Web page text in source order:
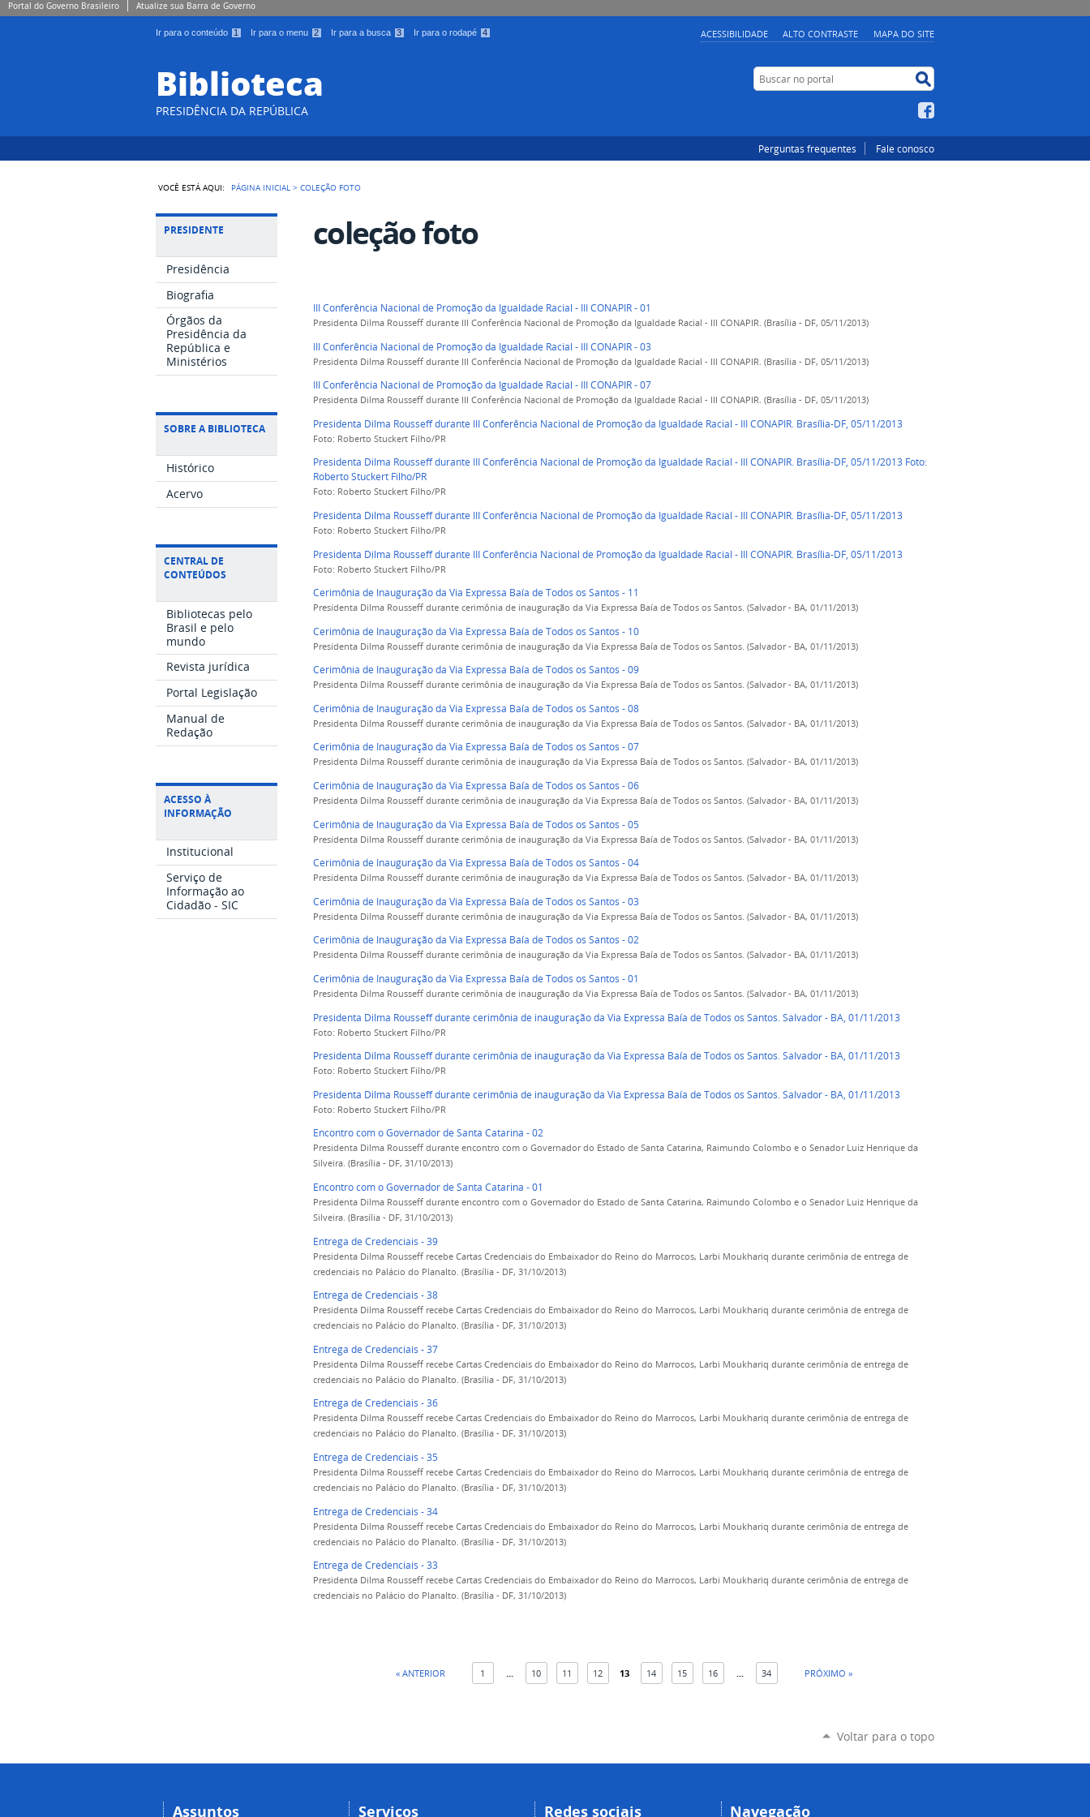
Portal do Governo Brasileiro Atualize sua Barra de Governo
Ir para o conteúdo 1 Ir para o menu 2 Ir para a busca 3 Ir para o rodapé 4 ACESSIBILIDADE ALTO CONTRASTE MAPA DO SITE
Biblioteca
PRESIDÊNCIA DA REPÚBLICA
Buscar no portal
Perguntas frequentes Fale conosco
VOCÊ ESTÁ AQUI: PÁGINA INICIAL >COLEÇÃO FOTO
PRESIDENTE
Presidência
Biografia
Órgãos da
Presidência da
República e
Ministérios
SOBRE A BIBLIOTECA
Histórico
Acervo
CENTRAL DE
CONTEÚDOS
Bibliotecas pelo
Brasil e pelo
mundo
Revista jurídica
Portal Legislação
Manual de
Redação
ACESSO À
INFORMAÇÃO
Institucional
Serviço de
Informação ao
Cidadão - SIC
coleção foto
III Conferência Nacional de Promoção da Igualdade Racial - III CONAPIR - 01
Presidenta Dilma Rousseff durante III Conferência Nacional de Promoção da Igualdade Racial - III CONAPIR. (Brasília - DF, 05/11/2013)
III Conferência Nacional de Promoção da Igualdade Racial - III CONAPIR - 03
Presidenta Dilma Rousseff durante III Conferência Nacional de Promoção da Igualdade Racial - III CONAPIR. (Brasília - DF, 05/11/2013)
III Conferência Nacional de Promoção da Igualdade Racial - III CONAPIR - 07
Presidenta Dilma Rousseff durante III Conferência Nacional de Promoção da Igualdade Racial - III CONAPIR. (Brasília - DF, 05/11/2013)
Presidenta Dilma Rousseff durante III Conferência Nacional de Promoção da Igualdade Racial - III CONAPIR. Brasília-DF, 05/11/2013
Foto: Roberto Stuckert Filho/PR
Presidenta Dilma Rousseff durante III Conferência Nacional de Promoção da Igualdade Racial - III CONAPIR. Brasília-DF, 05/11/2013 Foto:
Roberto Stuckert Filho/PR
Foto: Roberto Stuckert Filho/PR
Presidenta Dilma Rousseff durante III Conferência Nacional de Promoção da Igualdade Racial - III CONAPIR. Brasília-DF, 05/11/2013
Foto: Roberto Stuckert Filho/PR
Presidenta Dilma Rousseff durante III Conferência Nacional de Promoção da Igualdade Racial - III CONAPIR. Brasília-DF, 05/11/2013
Foto: Roberto Stuckert Filho/PR
Cerimônia de Inauguração da Via Expressa Baía de Todos os Santos - 11
Presidenta Dilma Rousseff durante cerimônia de inauguração da Via Expressa Baía de Todos os Santos. (Salvador - BA, 01/11/2013)
Cerimônia de Inauguração da Via Expressa Baía de Todos os Santos - 10
Presidenta Dilma Rousseff durante cerimônia de inauguração da Via Expressa Baía de Todos os Santos. (Salvador - BA, 01/11/2013)
Cerimônia de Inauguração da Via Expressa Baía de Todos os Santos - 09
Presidenta Dilma Rousseff durante cerimônia de inauguração da Via Expressa Baía de Todos os Santos. (Salvador - BA, 01/11/2013)
Cerimônia de Inauguração da Via Expressa Baía de Todos os Santos - 08
Presidenta Dilma Rousseff durante cerimônia de inauguração da Via Expressa Baía de Todos os Santos. (Salvador - BA, 01/11/2013)
Cerimônia de Inauguração da Via Expressa Baía de Todos os Santos - 07
Presidenta Dilma Rousseff durante cerimônia de inauguração da Via Expressa Baía de Todos os Santos. (Salvador - BA, 01/11/2013)
Cerimônia de Inauguração da Via Expressa Baía de Todos os Santos - 06
Presidenta Dilma Rousseff durante cerimônia de inauguração da Via Expressa Baía de Todos os Santos. (Salvador - BA, 01/11/2013)
Cerimônia de Inauguração da Via Expressa Baía de Todos os Santos - 05
Presidenta Dilma Rousseff durante cerimônia de inauguração da Via Expressa Baía de Todos os Santos. (Salvador - BA, 01/11/2013)
Cerimônia de Inauguração da Via Expressa Baía de Todos os Santos - 04
Presidenta Dilma Rousseff durante cerimônia de inauguração da Via Expressa Baía de Todos os Santos. (Salvador - BA, 01/11/2013)
Cerimônia de Inauguração da Via Expressa Baía de Todos os Santos - 03
Presidenta Dilma Rousseff durante cerimônia de inauguração da Via Expressa Baía de Todos os Santos. (Salvador - BA, 01/11/2013)
Cerimônia de Inauguração da Via Expressa Baía de Todos os Santos - 02
Presidenta Dilma Rousseff durante cerimônia de inauguração da Via Expressa Baía de Todos os Santos. (Salvador - BA, 01/11/2013)
Cerimônia de Inauguração da Via Expressa Baía de Todos os Santos - 01
Presidenta Dilma Rousseff durante cerimônia de inauguração da Via Expressa Baía de Todos os Santos. (Salvador - BA, 01/11/2013)
Presidenta Dilma Rousseff durante cerimônia de inauguração da Via Expressa Baía de Todos os Santos. Salvador - BA, 01/11/2013
Foto: Roberto Stuckert Filho/PR
Presidenta Dilma Rousseff durante cerimônia de inauguração da Via Expressa Baía de Todos os Santos. Salvador - BA, 01/11/2013
Foto: Roberto Stuckert Filho/PR
Presidenta Dilma Rousseff durante cerimônia de inauguração da Via Expressa Baía de Todos os Santos. Salvador - BA, 01/11/2013
Foto: Roberto Stuckert Filho/PR
Encontro com o Governador de Santa Catarina - 02
Presidenta Dilma Rousseff durante encontro com o Governador do Estado de Santa Catarina, Raimundo Colombo e o Senador Luiz Henrique da
Silveira. (Brasília - DF, 31/10/2013)
Encontro com o Governador de Santa Catarina - 01
Presidenta Dilma Rousseff durante encontro com o Governador do Estado de Santa Catarina, Raimundo Colombo e o Senador Luiz Henrique da
Silveira. (Brasília - DF, 31/10/2013)
Entrega de Credenciais - 39
Presidenta Dilma Rousseff recebe Cartas Credenciais do Embaixador do Reino do Marrocos, Larbi Moukhariq durante cerimônia de entrega de
credenciais no Palácio do Planalto. (Brasília - DF, 31/10/2013)
Entrega de Credenciais - 38
Presidenta Dilma Rousseff recebe Cartas Credenciais do Embaixador do Reino do Marrocos, Larbi Moukhariq durante cerimônia de entrega de
credenciais no Palácio do Planalto. (Brasília - DF, 31/10/2013)
Entrega de Credenciais - 37
Presidenta Dilma Rousseff recebe Cartas Credenciais do Embaixador do Reino do Marrocos, Larbi Moukhariq durante cerimônia de entrega de
credenciais no Palácio do Planalto. (Brasília - DF, 31/10/2013)
Entrega de Credenciais - 36
Presidenta Dilma Rousseff recebe Cartas Credenciais do Embaixador do Reino do Marrocos, Larbi Moukhariq durante cerimônia de entrega de
credenciais no Palácio do Planalto. (Brasília - DF, 31/10/2013)
Entrega de Credenciais - 35
Presidenta Dilma Rousseff recebe Cartas Credenciais do Embaixador do Reino do Marrocos, Larbi Moukhariq durante cerimônia de entrega de
credenciais no Palácio do Planalto. (Brasília - DF, 31/10/2013)
Entrega de Credenciais - 34
Presidenta Dilma Rousseff recebe Cartas Credenciais do Embaixador do Reino do Marrocos, Larbi Moukhariq durante cerimônia de entrega de
credenciais no Palácio do Planalto. (Brasília - DF, 31/10/2013)
Entrega de Credenciais - 33
Presidenta Dilma Rousseff recebe Cartas Credenciais do Embaixador do Reino do Marrocos, Larbi Moukhariq durante cerimônia de entrega de
credenciais no Palácio do Planalto. (Brasília - DF, 31/10/2013)
« ANTERIOR 1 ... 10 11 12 13 14 15 16 ... 34 PRÓXIMO »
Voltar para o topo
Assuntos Serviços Redes sociais Navegação